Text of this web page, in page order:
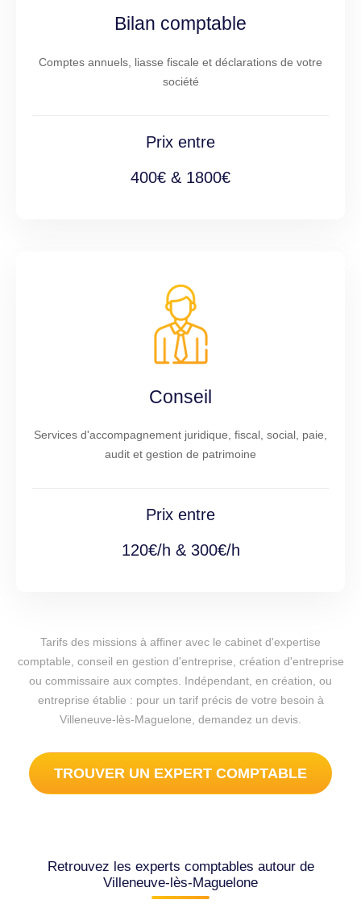
Bilan comptable
Comptes annuels, liasse fiscale et déclarations de votre
société
Prix entre
400€ & 1800€
Conseil
Services d'accompagnement juridique, fiscal, social, paie,
audit et gestion de patrimoine
Prix entre
120€/h & 300€/h
Tarifs des missions à affiner avec le cabinet d'expertise
comptable, conseil en gestion d'entreprise, création d'entreprise
ou commissaire aux comptes. Indépendant, en création, ou
entreprise établie : pour un tarif précis de votre besoin à
Villeneuve-lès-Maguelone, demandez un devis.
TROUVER UN EXPERT COMPTABLE
Retrouvez les experts comptables autour de
Villeneuve-lès-Maguelone